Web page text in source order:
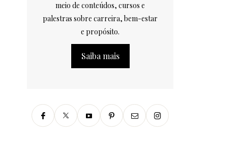
meio de conteúdos, cursos e
palestras sobre carreira, bem-estar
e propósito.
Saiba mais